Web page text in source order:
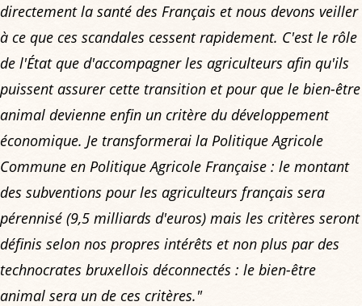
directement la santé des Français et nous devons veiller
à ce que ces scandales cessent rapidement. C'est le rôle
de l'État que d'accompagner les agriculteurs afin qu'ils
puissent assurer cette transition et pour que le bien-être
animal devienne enfin un critère du développement
économique. Je transformerai la Politique Agricole
Commune en Politique Agricole Française : le montant
des subventions pour les agriculteurs français sera
pérennisé (9,5 milliards d'euros) mais les critères seront
définis selon nos propres intérêts et non plus par des
technocrates bruxellois déconnectés : le bien-être
animal sera un de ces critères."